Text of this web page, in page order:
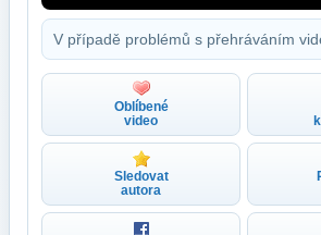
V případě problémů s přehráváním
Oblíbené
video
Sledovat
autora